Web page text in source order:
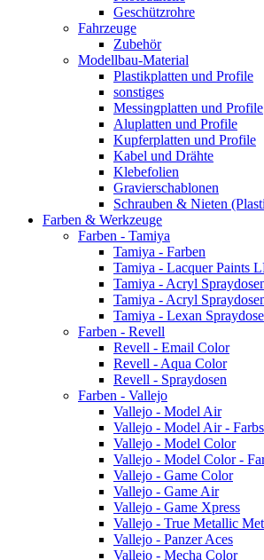
Geschützrohre
Fahrzeuge
Zubehör
Modellbau-Material
Plastikplatten und Profile
sonstiges
Messingplatten und Profile
Aluplatten und Profile
Kupferplatten und Profile
Kabel und Drähte
Klebefolien
Gravierschablonen
Schrauben & Nieten
Farben & Werkzeuge
Farben - Tamiya
Tamiya - Farben
Tamiya - Lacquer Paints
Tamiya - Acryl
Tamiya - Acryl
Tamiya - Lexan
Farben - Revell
Revell - Email Color
Revell - Aqua Color
Revell - Spraydosen
Farben - Vallejo
Vallejo - Model Air
Vallejo - Model Air -
Vallejo - Model Color
Vallejo - Model Color -
Vallejo - Game Color
Vallejo - Game Air
Vallejo - Game Xpress
Vallejo - True Metallic
Vallejo - Panzer Aces
Vallejo - Mecha Color